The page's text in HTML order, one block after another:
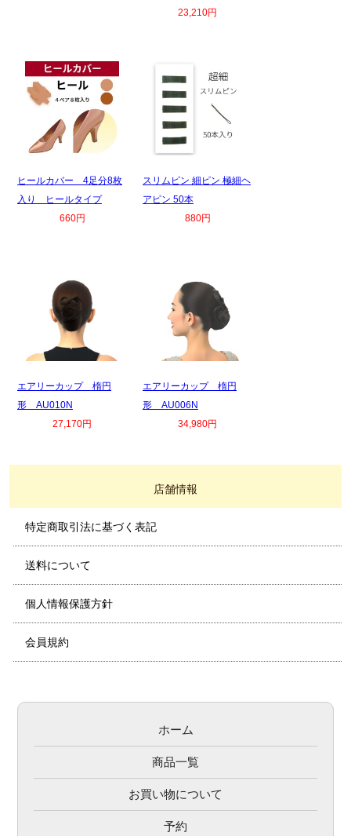
23,210円
ヒールカバー 4足分8枚
入り ヒールタイプ
660円
スリムピン 細ピン 極細ヘ
アピン 50本
880円
エアリーカップ 楕円
形 AU010N
27,170円
エアリーカップ 楕円
形 AU006N
34,980円
店舗情報
特定商取引法に基づく表記
送料について
個人情報保護方針
会員規約
ホーム
商品一覧
お買い物について
予約